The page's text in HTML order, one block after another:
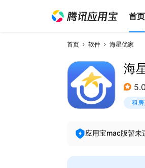
首页
首页 软件 海星优家
海
5.0
租
应用宝mac版暂未